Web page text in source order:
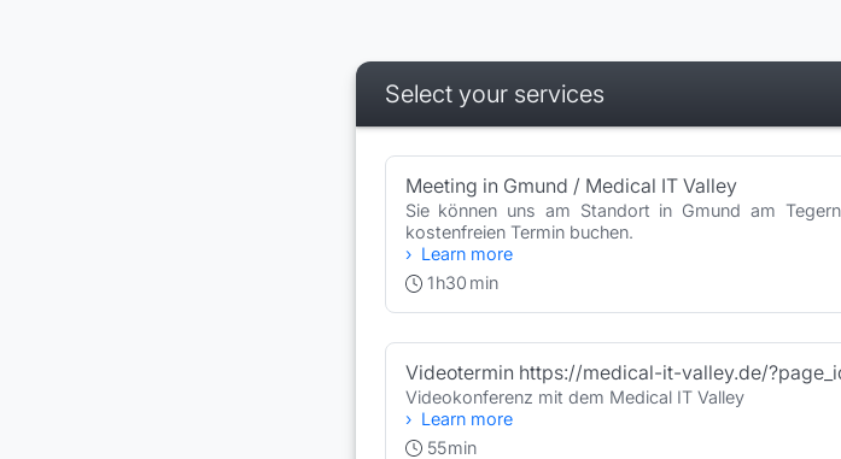
Select your services
Booking step Select your services
Meeting in Gmund / Medical IT Valley
Sie können uns am Standort in Gmund am
kostenfreien Termin buchen.
Learn more
1h30 min
Videotermin https://medical-it-valley.de/
Videokonferenz mit dem Medical IT Valley
Learn more
55min